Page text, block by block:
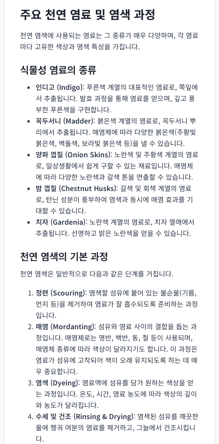
주요 천연 염료 및 염색 과정
천연 염색에 사용되는 염료는 그 종류가 매우 다양하며, 각 염료
마다 고유한 색상과 염색 특성을 가집니다.
식물성 염료의 종류
인디고 (Indigo): 푸른색 계열의 대표적인 염료로, 쪽잎에
서 추출됩니다. 발효 과정을 통해 염료를 얻으며, 깊고 풍
부한 푸른색을 구현합니다.
꼭두서니 (Madder): 붉은색 계열의 염료로, 꼭두서니 뿌
리에서 추출됩니다. 매염제에 따라 다양한 붉은색(주황빛
붉은색, 벽돌색, 보라빛 붉은색 등)을 낼 수 있습니다.
양파 껍질 (Onion Skins): 노란색 및 주황색 계열의 염료
로, 일상생활에서 쉽게 구할 수 있는 재료입니다. 매염제
에 따라 다양한 노란색과 갈색 톤을 연출할 수 있습니다.
밤 껍질 (Chestnut Husks): 갈색 및 회색 계열의 염료
로, 탄닌 성분이 풍부하여 염색과 동시에 매염 효과를 기
대할 수 있습니다.
치자 (Gardenia): 노란색 계열의 염료로, 치자 열매에서
추출됩니다. 선명하고 밝은 노란색을 얻을 수 있습니다.
천연 염색의 기본 과정
천연 염색은 일반적으로 다음과 같은 단계를 거칩니다.
정련 (Scouring): 염색할 섬유에 붙어 있는 불순물(기름,
먼지 등)을 제거하여 염료가 잘 흡수되도록 준비하는 과정
입니다.
매염 (Mordanting): 섬유와 염료 사이의 결합을 돕는 과
정입니다. 매염제로는 명반, 백반, 동, 철 등이 사용되며,
매염제 종류에 따라 색상이 달라지기도 합니다. 이 과정은
염료가 섬유에 고착되어 색이 오래 유지되도록 하는 데 매
우 중요합니다.
염색 (Dyeing): 염료액에 섬유를 담가 원하는 색상을 얻
는 과정입니다. 온도, 시간, 염료 농도에 따라 색상의 깊이
와 농도가 달라집니다.
수세 및 건조 (Rinsing & Drying): 염색된 섬유를 깨끗한
물에 헹궈 여분의 염료를 제거하고, 그늘에서 건조시킵니
다.